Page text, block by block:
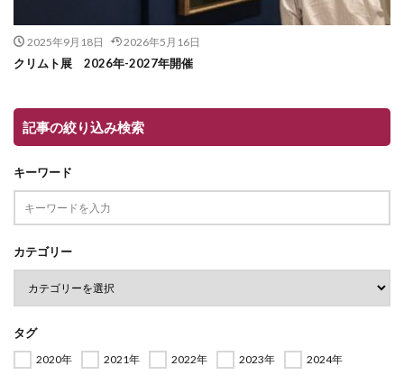
2025年9月18日 2026年5月16日
クリムト展 2026年-2027年開催
記事の絞り込み検索
キーワード
カテゴリー
タグ
2020年 2021年 2022年 2023年
2024年